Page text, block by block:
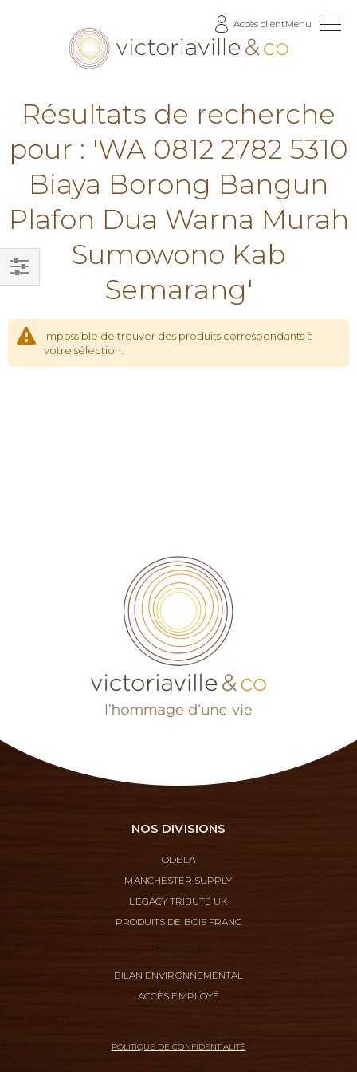
Accès clientMenu
Résultats de recherche
pour : 'WA 0812 2782 5310
Biaya Borong Bangun
Plafon Dua Warna Murah
Sumowono Kab
Semarang'
Impossible de trouver des produits correspondants à
votre sélection.
Filtrer
NOS DIVISIONS
ODELA
MANCHESTER SUPPLY
LEGACY TRIBUTE UK
PRODUITS DE BOIS FRANC
BILAN ENVIRONNEMENTAL
ACCÈS EMPLOYÉ
POLITIQUE DE CONFIDENTIALITÉ